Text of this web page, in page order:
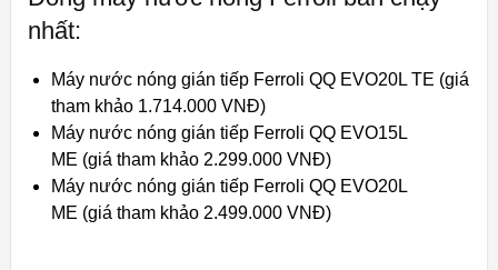
nhất:
Máy nước nóng gián tiếp Ferroli QQ EVO20L TE (giá
tham khảo 1.714.000 VNĐ)
Máy nước nóng gián tiếp Ferroli QQ EVO15L
ME (giá tham khảo 2.299.000 VNĐ)
Máy nước nóng gián tiếp Ferroli QQ EVO20L
ME (giá tham khảo 2.499.000 VNĐ)